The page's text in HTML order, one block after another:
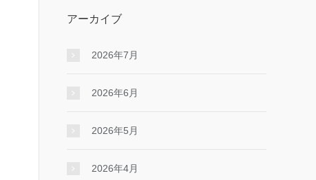
アーカイブ
2026年7月
2026年6月
2026年5月
2026年4月